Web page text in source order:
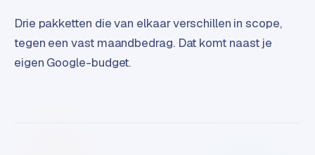
B
2
Drie pakketten die van elkaar verschillen in scope,
tegen een vast maandbedrag. Dat komt naast je
eigen Google-budget.